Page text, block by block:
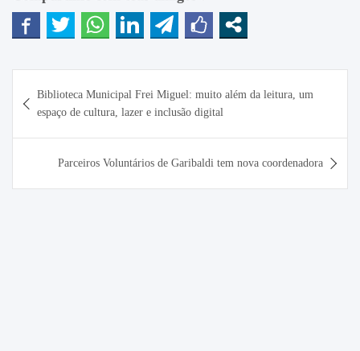
de
Post
Biblioteca Municipal Frei Miguel: muito além da leitura, um
espaço de cultura, lazer e inclusão digital
Parceiros Voluntários de Garibaldi tem nova coordenadora